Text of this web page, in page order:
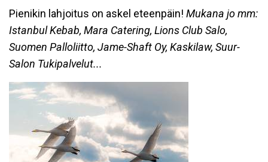
Pienikin lahjoitus on askel eteenpäin! Mukana jo mm:
Istanbul Kebab, Mara Catering, Lions Club Salo,
Suomen Palloliitto, Jame-Shaft Oy, Kaskilaw, Suur-
Salon Tukipalvelut...